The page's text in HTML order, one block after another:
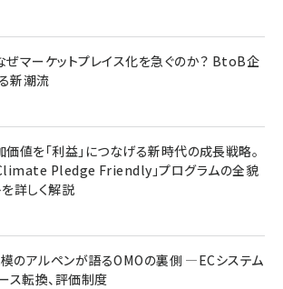
ぜマーケットプレイス化を急ぐのか？ BtoB企
新潮流
値を「利益」につなげる新時代の成長戦略。
Pledge Friendly」プログラムの全貌
詳しく解説
のアルペンが語るOMOの裏側 ―ECシステム
ス転換、評価制度